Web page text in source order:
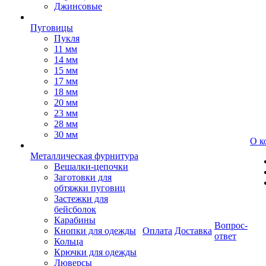
Джинсовые
Пуговицы
Пукля
11 мм
14 мм
15 мм
17 мм
18 мм
20 мм
23 мм
28 мм
30 мм
Металлическая фурнитура
Вешалки-цепочки
Заготовки для
обтяжки пуговиц
Застежки для
бейсболок
Карабины
Кнопки для одежды
Кольца
Крючки для одежды
Люверсы
Оплата Доставка
Вопрос-
ответ
О